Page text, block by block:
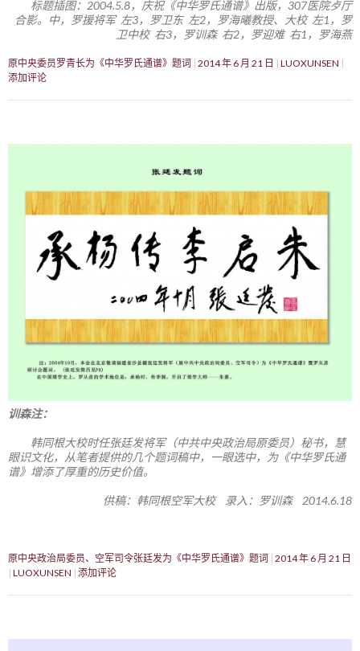
标题插图：2004.5.8，庆祝《中华罗氏通谱》出版，307医院歺厅
合影。中，罗援将军 左3，罗卫东 左2，罗海曦教授、大校 左1，罗
卫中校 右3，罗训森 右2，罗迎难 右1，罗海燕
原中央委员罗青长为《中华罗氏通谱》题词 2014 年 6 月 21 日
LUOXUNSEN
添加评论
训森注：
韩同根大校时任张廷发将军（中共中央政治局原委员）秘书，慧
眼识文化，从笔者提供的几个题词稿中，一眼选中，为《中华罗氏通
谱》增添了厚重的历史价值。
供稿：韩同根空军大校 录入：罗训森 2014.6.18
原中央政治局委员、空军司令张廷发为《中华罗氏通谱》题词 2014 年 6 月 21 日
LUOXUNSEN 添加评论